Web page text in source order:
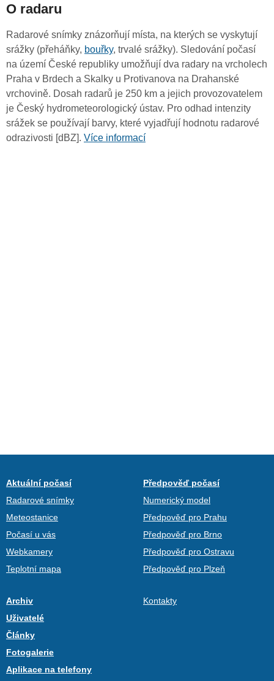
O radaru
Radarové snímky znázorňují místa, na kterých se vyskytují
srážky (přeháňky, bouřky, trvalé srážky). Sledování počasí
na území České republiky umožňují dva radary na vrcholech
Praha v Brdech a Skalky u Protivanova na Drahanské
vrchovině. Dosah radarů je 250 km a jejich provozovatelem
je Český hydrometeorologický ústav. Pro odhad intenzity
srážek se používají barvy, které vyjadřují hodnotu radarové
odrazivosti [dBZ]. Více informací
Aktuální počasí
Radarové snímky
Meteostanice
Počasí u vás
Webkamery
Teplotní mapa
Předpověď počasí
Numerický model
Předpověď pro Prahu
Předpověď pro Brno
Předpověď pro Ostravu
Předpověď pro Plzeň
Archiv
Uživatelé
Články
Fotogalerie
Aplikace na telefony
Kontakty